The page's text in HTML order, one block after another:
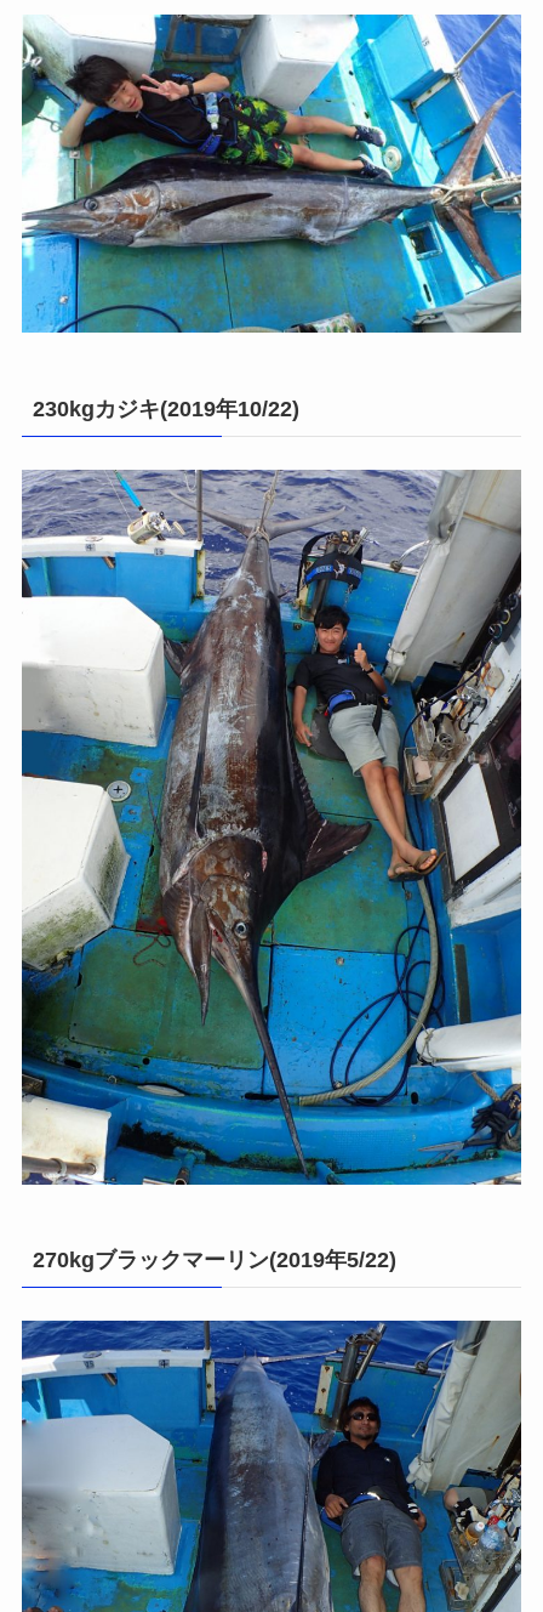
230kgカジキ(2019年10/22)
270kgブラックマーリン(2019年5/22)